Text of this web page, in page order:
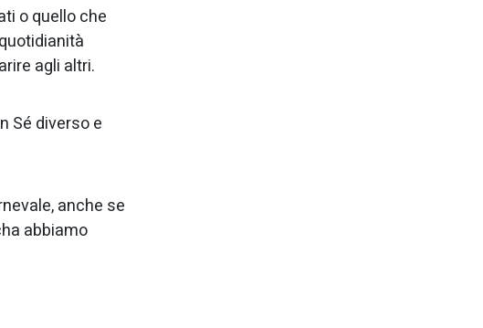
o quello che
agli altri.
Sé diverso e
anche se
abbiamo